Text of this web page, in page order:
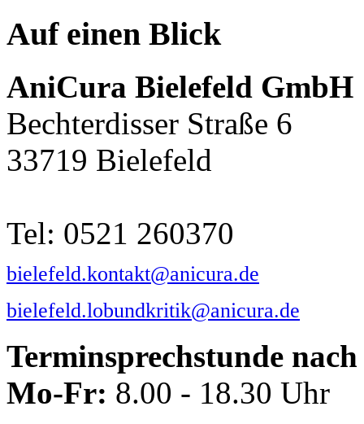
Auf einen Blick
AniCura Bielefeld GmbH
Bechterdisser Straße 6
33719 Bielefeld
Tel: 0521 260370
bielefeld.kontakt@anicura.de
bielefeld.lobundkritik@anicura.de
Terminsprechstunde
Mo-Fr: 8.00 - 18.30 Uhr